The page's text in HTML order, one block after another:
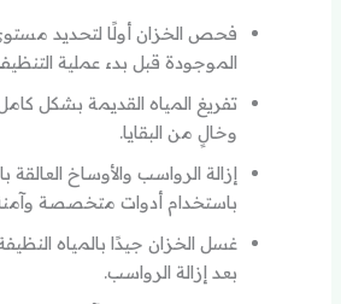
فحص الخزان أولًا لتحديد
الموجودة قبل بدء عملية
تفريغ المياه القديمة بشكل
وخالٍ من البقايا.
إزالة الرواسب والأوساخ العالقة
باستخدام أدوات متخصصة
غسل الخزان جيدًا بالمياه
بعد إزالة الرواسب.